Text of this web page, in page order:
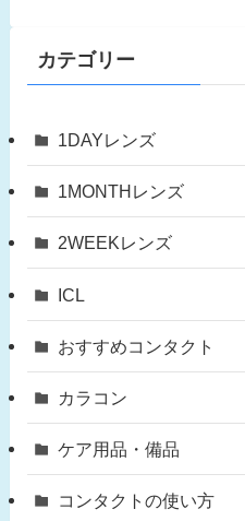
カテゴリー
1DAYレンズ
1MONTHレンズ
2WEEKレンズ
ICL
おすすめコンタクト
カラコン
ケア用品・備品
コンタクトの使い方